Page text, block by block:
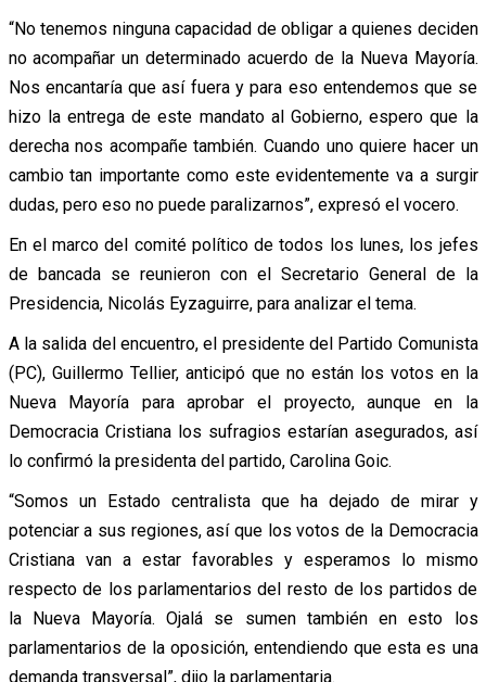
“No tenemos ninguna capacidad de obligar a quienes deciden
no acompañar un determinado acuerdo de la Nueva Mayoría.
Nos encantaría que así fuera y para eso entendemos que se
hizo la entrega de este mandato al Gobierno, espero que la
derecha nos acompañe también. Cuando uno quiere hacer un
cambio tan importante como este evidentemente va a surgir
dudas, pero eso no puede paralizarnos”, expresó el vocero.
En el marco del comité político de todos los lunes, los jefes
de bancada se reunieron con el Secretario General de la
Presidencia, Nicolás Eyzaguirre, para analizar el tema.
A la salida del encuentro, el presidente del Partido Comunista
(PC), Guillermo Tellier, anticipó que no están los votos en la
Nueva Mayoría para aprobar el proyecto, aunque en la
Democracia Cristiana los sufragios estarían asegurados, así
lo confirmó la presidenta del partido, Carolina Goic.
“Somos un Estado centralista que ha dejado de mirar y
potenciar a sus regiones, así que los votos de la Democracia
Cristiana van a estar favorables y esperamos lo mismo
respecto de los parlamentarios del resto de los partidos de
la Nueva Mayoría. Ojalá se sumen también en esto los
parlamentarios de la oposición, entendiendo que esta es una
demanda transversal”, dijo la parlamentaria.